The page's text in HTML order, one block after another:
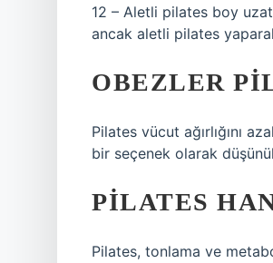
12 – Aletli pilates boy
ancak aletli pilates
OBEZLER
Pilates vücut ağırlığını
bir seçenek olarak
PILATES
Pilates, tonlama ve